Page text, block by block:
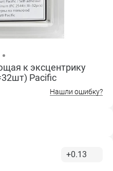
к эксцентрику
Pacific
Нашли ошибку?
+0.13